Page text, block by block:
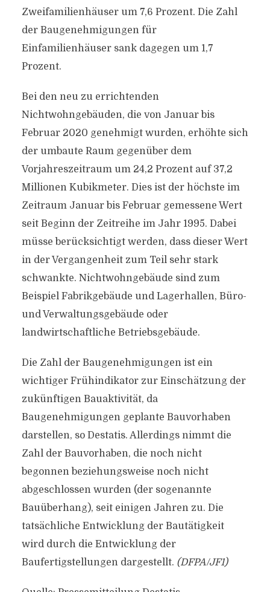
Zweifamilienhäuser um 7,6 Prozent. Die Zahl
der Baugenehmigungen für
Einfamilienhäuser sank dagegen um 1,7
Prozent.
Bei den neu zu errichtenden
Nichtwohngebäuden, die von Januar bis
Februar 2020 genehmigt wurden, erhöhte sich
der umbaute Raum gegenüber dem
Vorjahreszeitraum um 24,2 Prozent auf 37,2
Millionen Kubikmeter. Dies ist der höchste im
Zeitraum Januar bis Februar gemessene Wert
seit Beginn der Zeitreihe im Jahr 1995. Dabei
müsse berücksichtigt werden, dass dieser Wert
in der Vergangenheit zum Teil sehr stark
schwankte. Nichtwohngebäude sind zum
Beispiel Fabrikgebäude und Lagerhallen, Büro-
und Verwaltungsgebäude oder
landwirtschaftliche Betriebsgebäude.
Die Zahl der Baugenehmigungen ist ein
wichtiger Frühindikator zur Einschätzung der
zukünftigen Bauaktivität, da
Baugenehmigungen geplante Bauvorhaben
darstellen, so Destatis. Allerdings nimmt die
Zahl der Bauvorhaben, die noch nicht
begonnen beziehungsweise noch nicht
abgeschlossen wurden (der sogenannte
Bauüberhang), seit einigen Jahren zu. Die
tatsächliche Entwicklung der Bautätigkeit
wird durch die Entwicklung der
Baufertigstellungen dargestellt. (DFPA/JF1)